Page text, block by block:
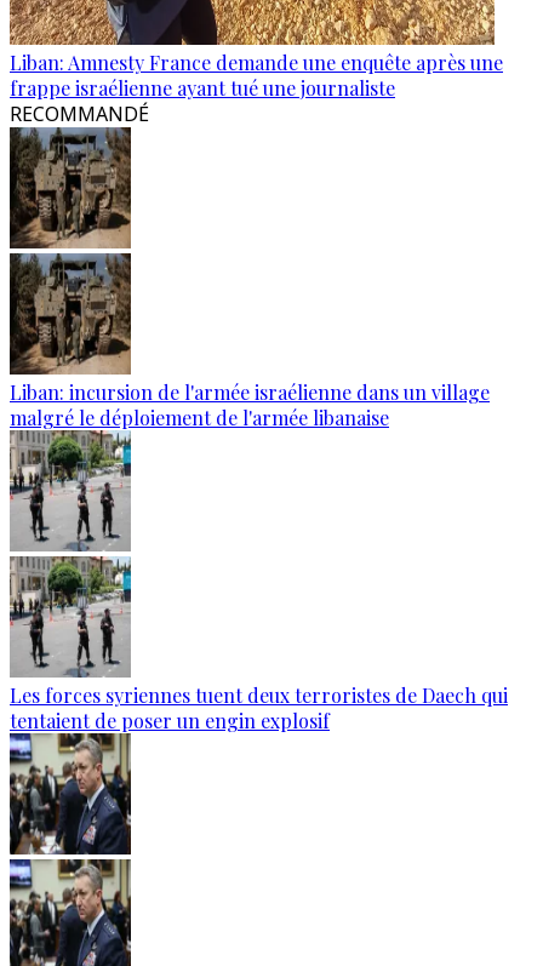
Liban: Amnesty France demande une enquête après une
frappe israélienne ayant tué une journaliste
RECOMMANDÉ
Liban: incursion de l'armée israélienne dans un village
malgré le déploiement de l'armée libanaise
Les forces syriennes tuent deux terroristes de Daech qui
tentaient de poser un engin explosif